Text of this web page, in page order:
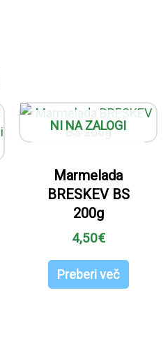
NI NA ZALOGI
Marmelada
BRESKEV BS
200g
4,50€
Preberi več